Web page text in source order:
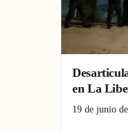
en La
19 de junio